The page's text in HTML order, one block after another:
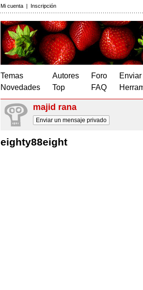
Mi cuenta | Inscripción
Temas
Novedades
Autores
Top
Foro
FAQ
majid rana
Enviar un mensaje privado
eighty88eight